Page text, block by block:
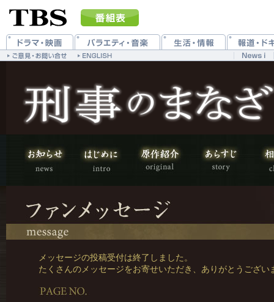
メッセージの投稿受付は終了しました。
たくさんのメッセージをお寄せいただき、ありがとうござい